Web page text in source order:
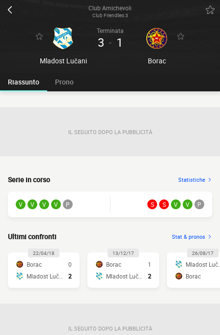
Club Amichevoli
Club Friendlies 3
Mladost Lučani
Terminata
3 - 1
Borac
Riassunto Prono
IL SEGUITO DOPO LA PUBBLICITÀ
Serie in corso Statistiche
V V V V P S S V V P
Ultimi confronti Stat & pronos
22/04/18
Borac
0
2
13/12/17
Borac
1
2
26/08/17
Borac
IL SEGUITO DOPO LA PUBBLICITÀ